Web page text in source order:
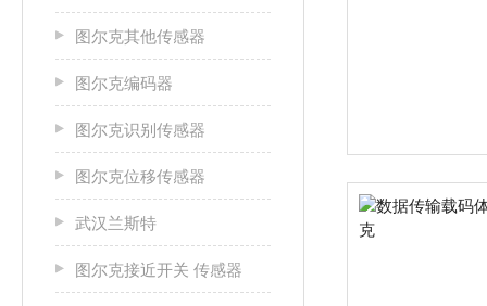
图尔克其他传感器
图尔克编码器
图尔克识别传感器
图尔克位移传感器
武汉兰斯特
图尔克接近开关 传感器